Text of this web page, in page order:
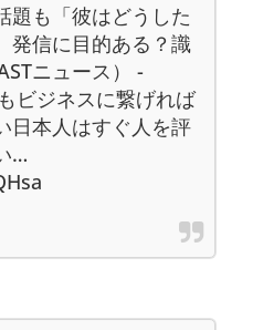
題も「彼はどうした
信に目的ある？識
ニュース） -
ビジネスに繋げれば
日本人はすぐ人を評
…